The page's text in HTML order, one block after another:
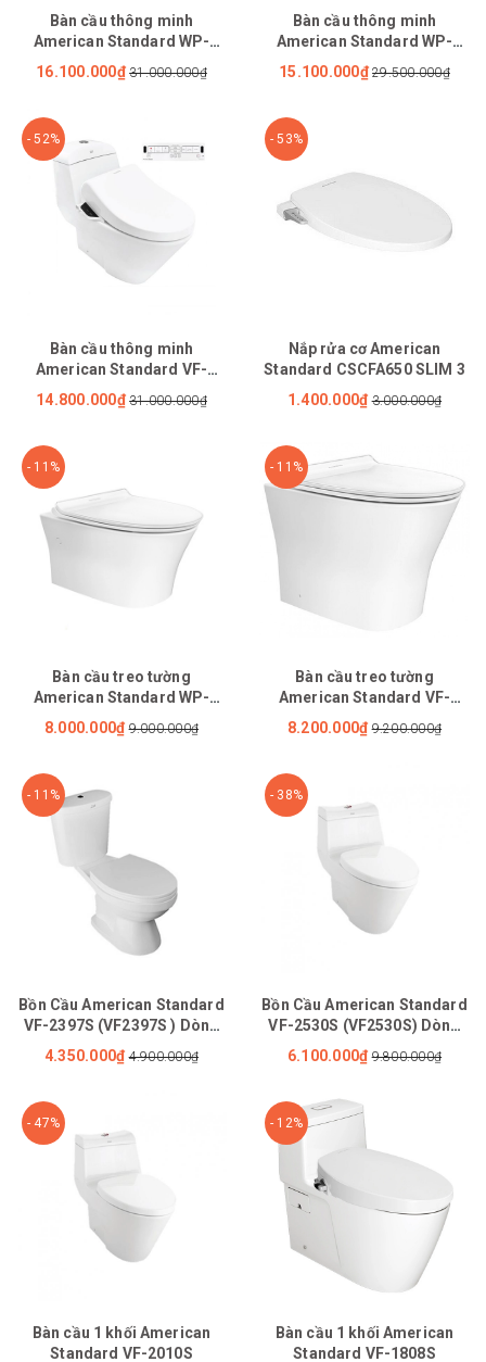
Bàn cầu thông minh
American Standard WP-
1880PR
16.100.000₫ 31.000.000₫
Bàn cầu thông minh
American Standard WP-
1880PL
15.100.000₫ 29.500.000₫
- 52%
Bàn cầu thông minh
American Standard VF-
1808TPR
14.800.000₫ 31.000.000₫
- 53%
Nắp rửa cơ American
Standard CSCFA650 SLIM 3
1.400.000₫ 3.000.000₫
- 11%
Bàn cầu treo tường
American Standard WP-
2140
8.000.000₫ 9.000.000₫
- 11%
Bàn cầu treo tường
American Standard VF-
2141S
8.200.000₫ 9.200.000₫
- 11%
Bồn Cầu American Standard
VF-2397S (VF2397S ) Dòng
Star Nắp Rửa Cơ
4.350.000₫ 4.900.000₫
- 38%
Bồn Cầu American Standard
VF-2530S (VF2530S) Dòng
Flexio Nắp Rửa Cơ
6.100.000₫ 9.800.000₫
- 47%
Bàn cầu 1 khối American
Standard VF-2010S
- 12%
Bàn cầu 1 khối American
Standard VF-1808S